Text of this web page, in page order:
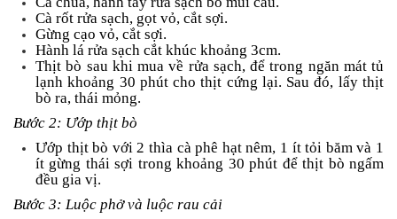
Cà rốt rửa sạch, gọt vỏ, cắt sợi.
Gừng cạo vỏ, cắt sợi.
Hành lá rửa sạch cắt khúc khoảng 3cm.
Thịt bò sau khi mua về rửa sạch, để trong ngăn mát tủ
lạnh khoảng 30 phút cho thịt cứng lại. Sau đó, lấy thịt
bò ra, thái mỏng.
Bước 2: Ướp thịt bò
Ướp thịt bò với 2 thìa cà phê hạt nêm, 1 ít tỏi băm và 1
ít gừng thái sợi trong khoảng 30 phút để thịt bò ngấm
đều gia vị.
Bước 3: Luộc phở và luộc rau cải